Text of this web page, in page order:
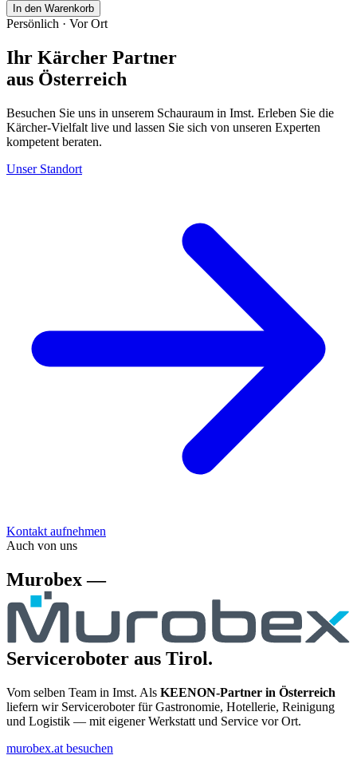
In den Warenkorb
Persönlich · Vor Ort
Ihr Kärcher Partner
aus Österreich
Besuchen Sie uns in unserem Schauraum in Imst. Erleben Sie die
Kärcher-Vielfalt live und lassen Sie sich von unseren Experten
kompetent beraten.
Unser Standort
Kontakt aufnehmen
Auch von uns
Murobex —
Serviceroboter aus Tirol.
Vom selben Team in Imst. Als KEENON-Partner in Österreich
liefern wir Serviceroboter für Gastronomie, Hotellerie, Reinigung
und Logistik — mit eigener Werkstatt und Service vor Ort.
murobex.at besuchen